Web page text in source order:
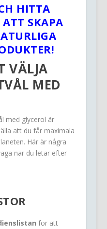
HITTA
ATT SKAPA
VÄLJA
MED
med glycerol är
att du får maximala
Här är några
när du letar efter
för att